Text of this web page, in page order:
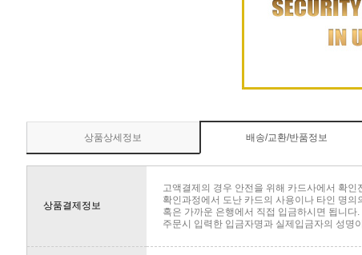
상품상세정보 배송/교환/반품정보
상품결제정보
고액결제의 경우 안전을 위해 카드사에서 확인
확인과정에서 도난 카드의 사용이나 타인 명
혹은 가까운 은행에서 직접 입금하시면 됩니다.
주문시 입력한 입금자명과 실제입금자의 성명